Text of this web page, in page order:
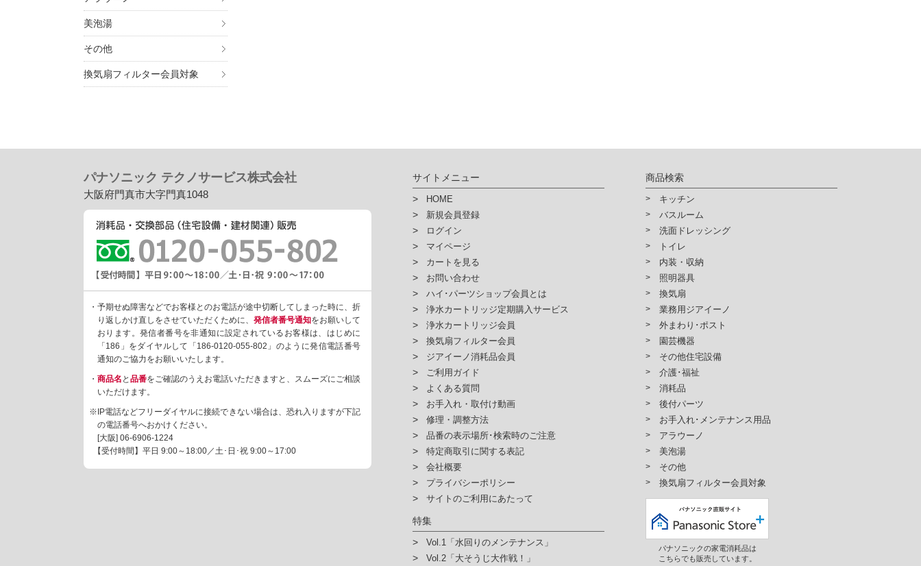
美泡湯
その他
換気扇フィルター会員対象
パナソニック テクノサービス株式会社
大阪府門真市大字門真1048
・予期せぬ障害などでお客様とのお電話が途中切断してしまった時に、折
り返しかけ直しをさせていただくために、 発信者番号通知をお願いして
おります。発信者番号を非通知に設定されているお客様は、はじめに
「186」をダイヤルして「186-0120-055-802」のように発信電話番号
通知のご協力をお願いいたします。
・ 商品名 と 品番をご確認のうえお電話いただきますと、スムーズにご相談
いただけます。
※IP電話などフリーダイヤルに接続できない場合は、恐れ入りますが下記
の電話番号へおかけください。
[大阪] 06-6906-1224
【受付時間】平日 9:00～18:00／土･日･祝 9:00～17:00
サイトメニュー
HOME
新規会員登録
ログイン
マイページ
カートを見る
お問い合わせ
ハイ･パーツショップ会員とは
浄水カートリッジ定期購入サービス
浄水カートリッジ会員
換気扇フィルター会員
ジアイーノ消耗品会員
ご利用ガイド
よくある質問
お手入れ・取付け動画
修理・調整方法
品番の表示場所･検索時のご注意
特定商取引に関する表記
会社概要
プライバシーポリシー
サイトのご利用にあたって
特集
Vol.1「水回りのメンテナンス」
Vol.2「大そうじ大作戦！」
商品検索
キッチン
バスルーム
洗面ドレッシング
トイレ
内装・収納
照明器具
換気扇
業務用ジアイーノ
外まわり･ポスト
園芸機器
その他住宅設備
介護･福祉
消耗品
後付パーツ
お手入れ･メンテナンス用品
アラウーノ
美泡湯
その他
換気扇フィルター会員対象
パナソニックの家電消耗品は
こちらでも販売しています。